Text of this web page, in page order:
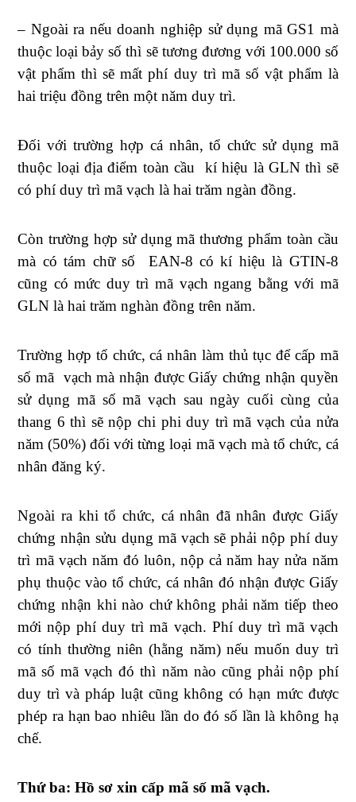
– Ngoài ra nếu doanh nghiệp sử dụng mã GS1 mà
thuộc loại bảy số thì sẽ tương đương với 100.000 số
vật phẩm thì sẽ mất phí duy trì mã số vật phẩm là
hai triệu đồng trên một năm duy trì.
Đối với trường hợp cá nhân, tổ chức sử dụng mã
thuộc loại địa điểm toàn cầu kí hiệu là GLN thì sẽ
có phí duy trì mã vạch là hai trăm ngàn đồng.
Còn trường hợp sử dụng mã thương phẩm toàn cầu
mà có tám chữ số EAN-8 có kí hiệu là GTIN-8
cũng có mức duy trì mã vạch ngang bằng với mã
GLN là hai trăm nghàn đồng trên năm.
Trường hợp tổ chức, cá nhân làm thủ tục để cấp mã
số mã vạch mà nhận được Giấy chứng nhận quyền
sử dụng mã số mã vạch sau ngày cuối cùng của
thang 6 thì sẽ nộp chi phi duy trì mã vạch của nửa
năm (50%) đối với từng loại mã vạch mà tổ chức, cá
nhân đăng ký.
Ngoài ra khi tổ chức, cá nhân đã nhân được Giấy
chứng nhận sửu dụng mã vạch sẽ phải nộp phí duy
trì mã vạch năm đó luôn, nộp cả năm hay nửa năm
phụ thuộc vào tổ chức, cá nhân đó nhận được Giấy
chứng nhận khi nào chứ không phải năm tiếp theo
mới nộp phí duy trì mã vạch. Phí duy trì mã vạch
có tính thường niên (hằng năm) nếu muốn duy trì
mã số mã vạch đó thì năm nào cũng phải nộp phí
duy trì và pháp luật cũng không có hạn mức được
phép ra hạn bao nhiêu lần do đó số lần là không hạ
chế.
Thứ ba: Hồ sơ xin cấp mã số mã vạch.